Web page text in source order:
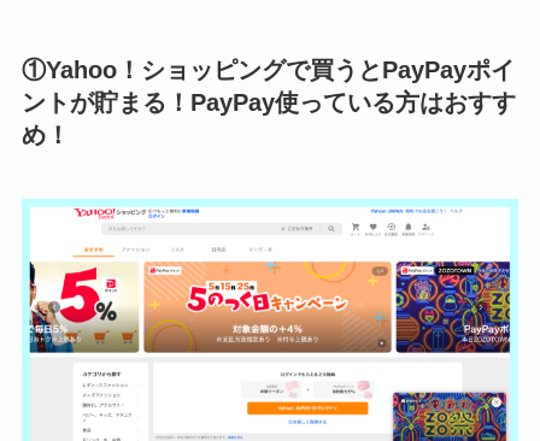
①Yahoo！ショッピングで買うとPayPayポイ
ントが貯まる！PayPay使っている方はおすす
め！